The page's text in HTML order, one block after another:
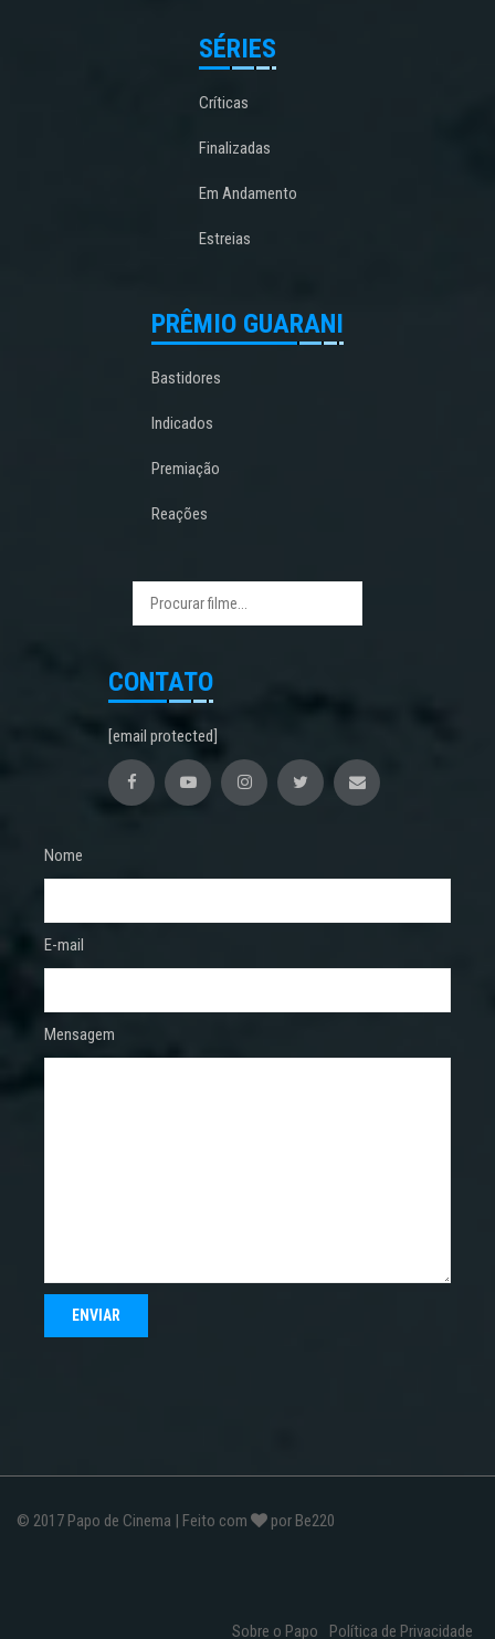
SÉRIES
Críticas
Finalizadas
Em Andamento
Estreias
PRÊMIO GUARANI
Bastidores
Indicados
Premiação
Reações
CONTATO
[email protected]
Nome
E-mail
Mensagem
© 2017 Papo de Cinema | Feito com por Be220
Sobre o Papo Política de Privacidade